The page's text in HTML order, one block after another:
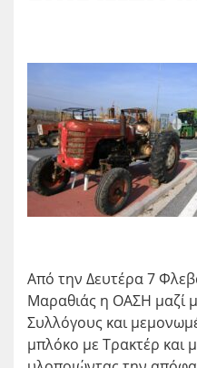
Από την Δευτέρα 7
Μαραθιάς η ΟΑΣΗ μαζί
Συλλόγους και
μπλόκο με Τρακτέρ και